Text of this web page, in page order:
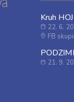
Kruh
22. 6.
FB
21. 9.